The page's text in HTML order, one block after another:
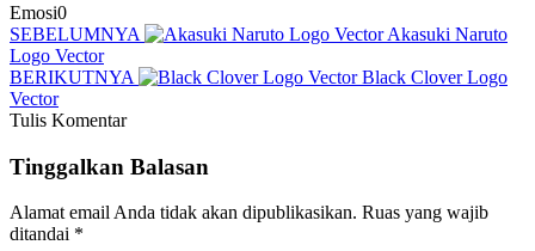
Emosi0
SEBELUMNYA
Akasuki Naruto
Logo Vector
BERIKUTNYA
Black Clover Logo
Vector
Tulis Komentar
Tinggalkan Balasan
Alamat email Anda tidak akan dipublikasikan. Ruas yang wajib
ditandai *